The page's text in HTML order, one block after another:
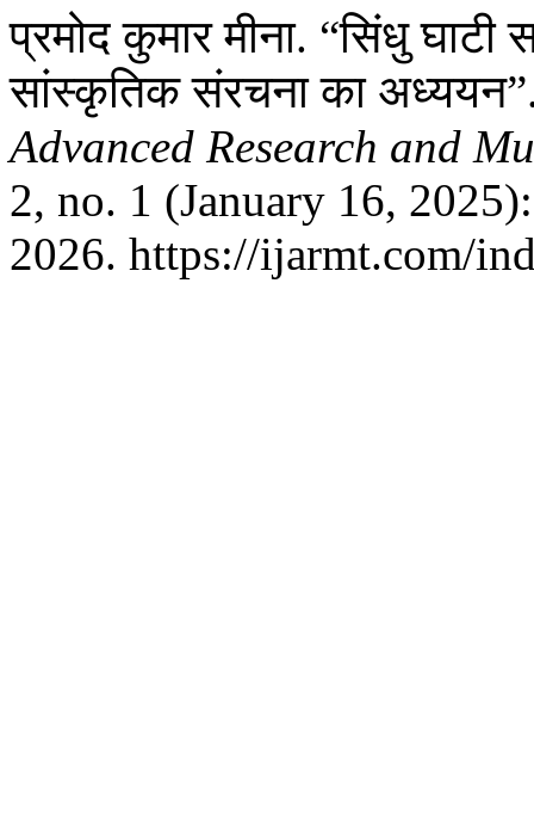
प्रमोद कुमार मीना. “सिंधु
सांस्कृतिक संरचना का
Advanced Research and
2, no. 1 (January 16,
2026. https://ijarmt.com/